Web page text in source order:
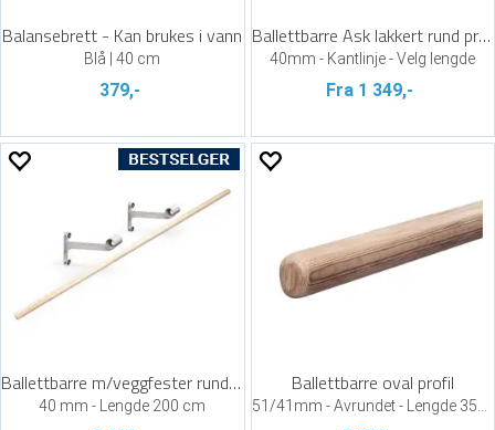
Balansebrett - Kan brukes i vann
Blå | 40 cm
379,-
Ballettbarre Ask lakkert rund profil
40mm - Kantlinje - Velg lengde
Fra 1 349,-
Ballettbarre m/veggfester rund profil
40 mm - Lengde 200 cm
Ballettbarre oval profil
51/41mm - Avrundet - Lengde 350 cm